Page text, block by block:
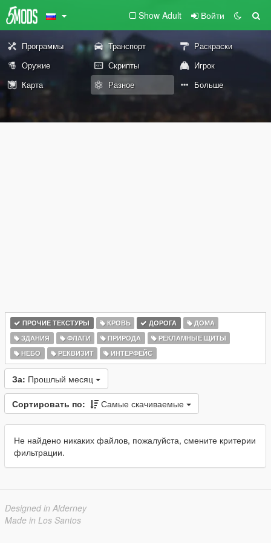
Show Adult Войти
Программы Транспорт
Раскраски
Оружие
Скрипты
Игрок
Карта
Разное Больше
ПРОЧИЕ ТЕКСТУРЫ КРОВЬ ДОРОГА
ДОМА
ЗДАНИЯ
ФЛАГИ ПРИРОДА
РЕКЛАМНЫЕ ЩИТЫ
НЕБО
РЕКВИЗИТ ИНТЕРФЕЙС
За: Прошлый месяц
Сортировать по: Самые скачиваемые
Не найдено никаких файлов, пожалуйста, смените критерии
фильтрации.
Designed in Alderney
Made in Los Santos